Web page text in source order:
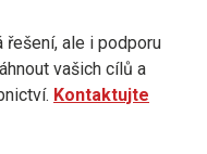
řešení, ale i podporu
vašich cílů a
Kontaktujte